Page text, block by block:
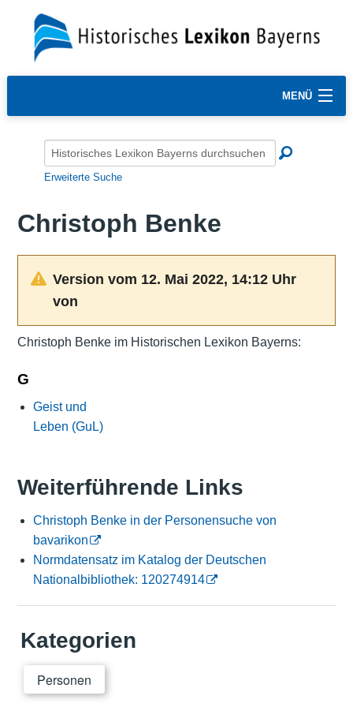
MENÜ
Erweiterte Suche
Christoph Benke
Version vom 12. Mai 2022, 14:12 Uhr
von
Christoph Benke im Historischen Lexikon Bayerns:
G
Geist und
Leben (GuL)
Weiterführende Links
Christoph Benke in der Personensuche von
bavarikon
Normdatensatz im Katalog der Deutschen
Nationalbibliothek: 120274914
Kategorien
Personen